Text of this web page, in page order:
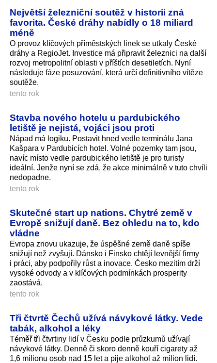
Největší železniční soutěž v historii zná
favorita. České dráhy nabídly o 18 miliard
méně
O provoz klíčových příměstských linek se utkaly České
dráhy a RegioJet. Investice má připravit železnici na další
rozvoj metropolitní oblasti v příštích desetiletích. Nyní
následuje fáze posuzování, která určí definitivního vítěze
soutěže.
tento rok
Stavba nového hotelu u pardubického
letiště je nejistá, vojáci jsou proti
Nápad má logiku. Postavit hned vedle terminálu Jana
Kašpara v Pardubicích hotel. Volné pozemky tam jsou,
navíc místo vedle pardubického letiště je pro turisty
ideální. Jenže nyní se zdá, že akce minimálně v tuto chvíli
nedopadne.
tento rok
Skutečné start up nations. Chytré země v
Evropě snižují daně. Bez ohledu na to, kdo
vládne
Evropa znovu ukazuje, že úspěšné země daně spíše
snižují než zvyšují. Dánsko i Finsko chtějí levnější firmy
i práci, aby podpořily růst a inovace. Česko mezitím drží
vysoké odvody a v klíčových podmínkách prosperity
zaostává.
tento rok
Tři čtvrtě Čechů užívá návykové látky. Vede
tabák, alkohol a léky
Téměř tři čtvrtiny lidí v Česku podle průzkumů užívají
návykové látky. Denně či skoro denně kouří cigarety až
1,6 milionu osob nad 15 let a pije alkohol až milion lidí.